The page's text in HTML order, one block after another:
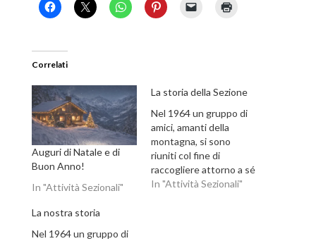
Correlati
Auguri di Natale e di
Buon Anno!
In "Attività Sezionali"
La storia della Sezione
Nel 1964 un gruppo di
amici, amanti della
montagna, si sono
riuniti col fine di
raccogliere attorno a sé
tutti gli appassionati
In "Attività Sezionali"
La nostra storia
Nel 1964 un gruppo di